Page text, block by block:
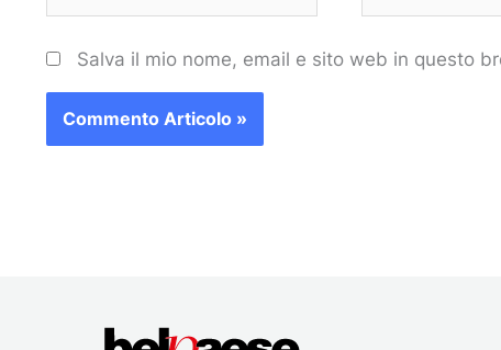
Salva il mio nome, email e sito web in questo